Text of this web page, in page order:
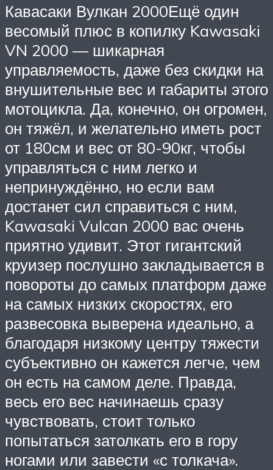
Кавасаки Вулкан 2000Ещё один
весомый плюс в копилку Kawasaki
VN 2000 — шикарная
управляемость, даже без скидки на
внушительные вес и габариты этого
мотоцикла. Да, конечно, он огромен,
он тяжёл, и желательно иметь рост
от 180см и вес от 80-90кг, чтобы
управляться с ним легко и
непринуждённо, но если вам
достанет сил справиться с ним,
Kawasaki Vulcan 2000 вас очень
приятно удивит. Этот гигантский
круизер послушно закладывается в
повороты до самых платформ даже
на самых низких скоростях, его
развесовка выверена идеально, а
благодаря низкому центру тяжести
субъективно он кажется легче, чем
он есть на самом деле. Правда,
весь его вес начинаешь сразу
чувствовать, стоит только
попытаться затолкать его в гору
ногами или завести «с толкача».